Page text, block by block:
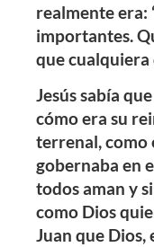
realmente era:
importantes.
que cualquiera
Jesús sabía
cómo era su
terrenal, como
gobernaba en
todos aman y
como Dios
Juan que Dios,